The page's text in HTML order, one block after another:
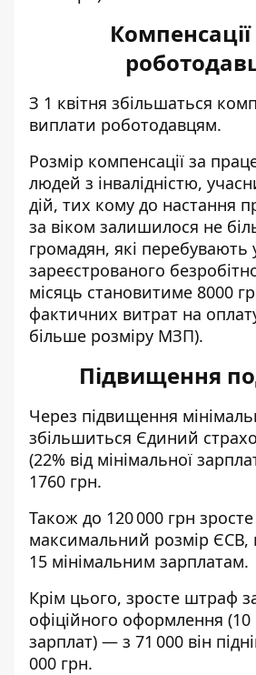
З 1 квітня збільшаться
виплати роботодавцям.
Розмір компенсації за
людей з інвалідністю,
дій, тих кому до настання
за віком залишилося не
громадян, які перебувають
зареєстрованого
місяць становитиме 8000
фактичних витрат на
більше розміру МЗП).
Підвищення
Через підвищення
збільшиться Єдиний
(22% від мінімальної
1760 грн.
Також до 120 000 грн зросте
максимальний розмір ЄСВ,
15 мінімальним зарплатам.
Крім цього, зросте штраф
офіційного оформлення
зарплат) — з 71 000 він
000 грн.